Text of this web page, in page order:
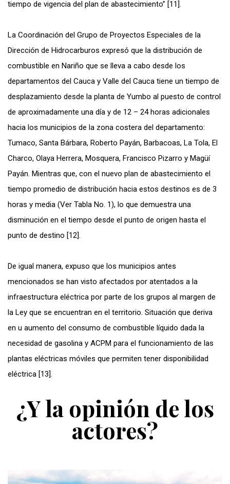
tiempo de vigencia del plan de abastecimiento” [11].
La Coordinación del Grupo de Proyectos Especiales de la
Dirección de Hidrocarburos expresó que la distribución de
combustible en Nariño que se lleva a cabo desde los
departamentos del Cauca y Valle del Cauca tiene un tiempo de
desplazamiento desde la planta de Yumbo al puesto de control
de aproximadamente una día y de 12 – 24 horas adicionales
hacia los municipios de la zona costera del departamento:
Tumaco, Santa Bárbara, Roberto Payán, Barbacoas, La Tola, El
Charco, Olaya Herrera, Mosquera, Francisco Pizarro y Magüí
Payán. Mientras que, con el nuevo plan de abastecimiento el
tiempo promedio de distribución hacia estos destinos es de 3
horas y media (Ver Tabla No. 1), lo que demuestra una
disminución en el tiempo desde el punto de origen hasta el
punto de destino [12].
De igual manera, expuso que los municipios antes
mencionados se han visto afectados por atentados a la
infraestructura eléctrica por parte de los grupos al margen de
la Ley que se encuentran en el territorio. Situación que deriva
en u aumento del consumo de combustible líquido dada la
necesidad de gasolina y ACPM para el funcionamiento de las
plantas eléctricas móviles que permiten tener disponibilidad
eléctrica [13].
¿Y la opinión de los
actores?